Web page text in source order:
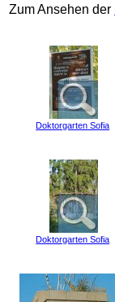
Zum Ansehen der
Doktorgarten Sofia
Doktorgarten Sofia